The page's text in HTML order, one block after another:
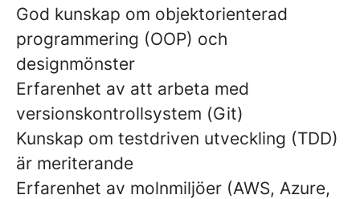
God kunskap om objektorienterad
programmering (OOP) och
designmönster
Erfarenhet av att arbeta med
versionskontrollsystem (Git)
Kunskap om testdriven utveckling (TDD)
är meriterande
Erfarenhet av molnmiljöer (AWS, Azure,